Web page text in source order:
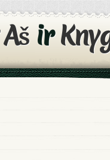
Ašir